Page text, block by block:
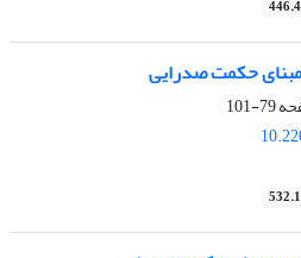
مبنای حکمت صدرایی
79-101